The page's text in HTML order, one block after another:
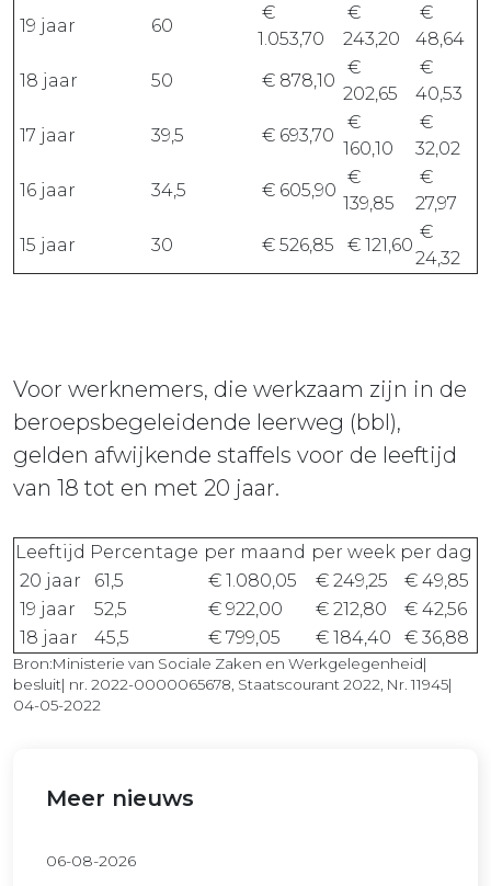
19 jaar
60
€
1.053,70
€
243,20
€
48,64
18 jaar
50 € 878,10
€
202,65
€
40,53
17 jaar
39,5 € 693,70
€
160,10
€
32,02
16 jaar
34,5 € 605,90
€
139,85
€
27,97
15 jaar
30 € 526,85 € 121,60
€
24,32
Voor werknemers, die werkzaam zijn in de
beroepsbegeleidende leerweg (bbl),
gelden afwijkende staffels voor de leeftijd
van 18 tot en met 20 jaar.
Leeftijd Percentage per maand per week per dag
20 jaar
61,5 € 1.080,05 € 249,25
€ 49,85
19 jaar
52,5 € 922,00 € 212,80
€ 42,56
18 jaar
45,5 € 799,05 € 184,40 € 36,88
Bron:Ministerie van Sociale Zaken en Werkgelegenheid|
besluit| nr. 2022-0000065678, Staatscourant 2022, Nr. 11945|
04-05-2022
Meer nieuws
06-08-2026